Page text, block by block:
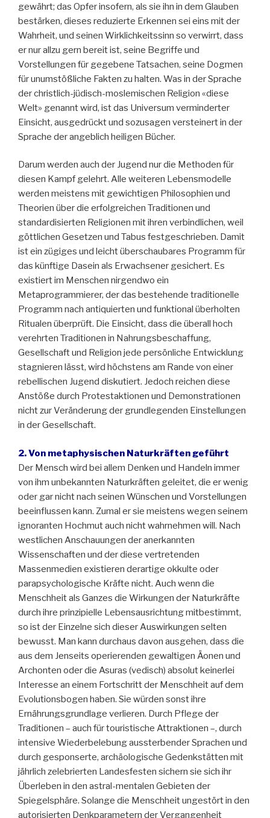
gewährt; das Opfer insofern, als sie ihn in dem Glauben
bestärken, dieses reduzierte Erkennen sei eins mit der
Wahrheit, und seinen Wirklichkeitssinn so verwirrt, dass
er nur allzu gern bereit ist, seine Begriffe und
Vorstellungen für gegebene Tatsachen, seine Dogmen
für unumstößliche Fakten zu halten. Was in der Sprache
der christlich-jüdisch-moslemischen Religion «diese
Welt» genannt wird, ist das Universum verminderter
Einsicht, ausgedrückt und sozusagen versteinert in der
Sprache der angeblich heiligen Bücher.
Darum werden auch der Jugend nur die Methoden für
diesen Kampf gelehrt. Alle weiteren Lebensmodelle
werden meistens mit gewichtigen Philosophien und
Theorien über die erfolgreichen Traditionen und
standardisierten Religionen mit ihren verbindlichen, weil
göttlichen Gesetzen und Tabus festgeschrieben. Damit
ist ein zügiges und leicht überschaubares Programm für
das künftige Dasein als Erwachsener gesichert. Es
existiert im Menschen nirgendwo ein
Metaprogrammierer, der das bestehende traditionelle
Programm nach antiquierten und funktional überholten
Ritualen überprüft. Die Einsicht, dass die überall hoch
verehrten Traditionen in Nahrungsbeschaffung,
Gesellschaft und Religion jede persönliche Entwicklung
stagnieren lässt, wird höchstens am Rande von einer
rebellischen Jugend diskutiert. Jedoch reichen diese
Anstöße durch Protestaktionen und Demonstrationen
nicht zur Veränderung der grundlegenden Einstellungen
in der Gesellschaft.
2. Von metaphysischen Naturkräften geführt
Der Mensch wird bei allem Denken und Handeln immer
von ihm unbekannten Naturkräften geleitet, die er wenig
oder gar nicht nach seinen Wünschen und Vorstellungen
beeinflussen kann. Zumal er sie meistens wegen seinem
ignoranten Hochmut auch nicht wahrnehmen will. Nach
westlichen Anschauungen der anerkannten
Wissenschaften und der diese vertretenden
Massenmedien existieren derartige okkulte oder
parapsychologische Kräfte nicht. Auch wenn die
Menschheit als Ganzes die Wirkungen der Naturkräfte
durch ihre prinzipielle Lebensausrichtung mitbestimmt,
so ist der Einzelne sich dieser Auswirkungen selten
bewusst. Man kann durchaus davon ausgehen, dass die
aus dem Jenseits operierenden gewaltigen Äonen und
Archonten oder die Asuras (vedisch) absolut keinerlei
Interesse an einem Fortschritt der Menschheit auf dem
Evolutionsbogen haben. Sie würden sonst ihre
Ernährungsgrundlage verlieren. Durch Pflege der
Traditionen – auch für touristische Attraktionen –, durch
intensive Wiederbelebung aussterbender Sprachen und
durch gesponserte, archäologische Gedenkstätten mit
jährlich zelebrierten Landesfesten sichern sie sich ihr
Überleben in den astral-mentalen Gebieten der
Spiegelsphäre. Solange die Menschheit ungestört in den
autorisierten Denkparametern der Vergangenheit